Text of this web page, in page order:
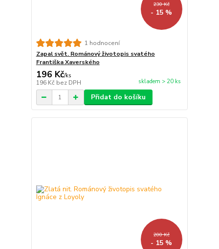
230 Kč
- 15 %
1 hodnocení
Zapal svět. Románový životopis svatého
Františka Xaverského
196 Kč/ks
196 Kč bez DPH skladem > 20 ks
Přidat do košíku
200 Kč
- 15 %